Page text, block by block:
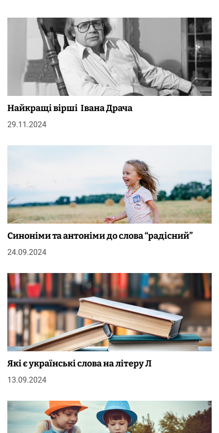
Найкращі вірші Івана Драча
29.11.2024
Синоніми та антоніми до слова “радісний”
24.09.2024
Які є українські слова на літеру Л
13.09.2024